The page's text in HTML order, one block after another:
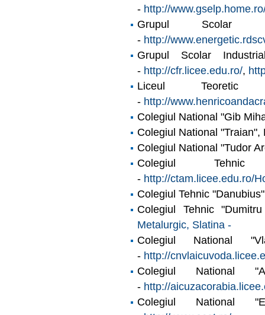
- http://
Grupul Scolar
- http://
Grupul Scolar
- http://cfr.licee.edu.ro/,
Liceul Teoretic
- http://
Colegiul National "Gib
Colegiul National
Colegiul National "Tudor
Colegiul
- http://ctam.licee.edu.ro/
Colegiul Tehnic
Colegiul Tehnic
Metalurgic, Slatina -
Colegiul National
- http://
Colegiul National
- http://
Colegiul National